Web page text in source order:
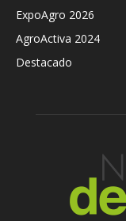
ExpoAgro 2026
AgroActiva 2024
Destacado